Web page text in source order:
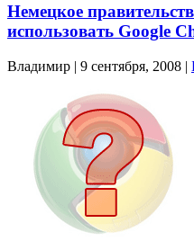
Немецкое
использовать Google
Владимир | 9 сентября, 2008 |